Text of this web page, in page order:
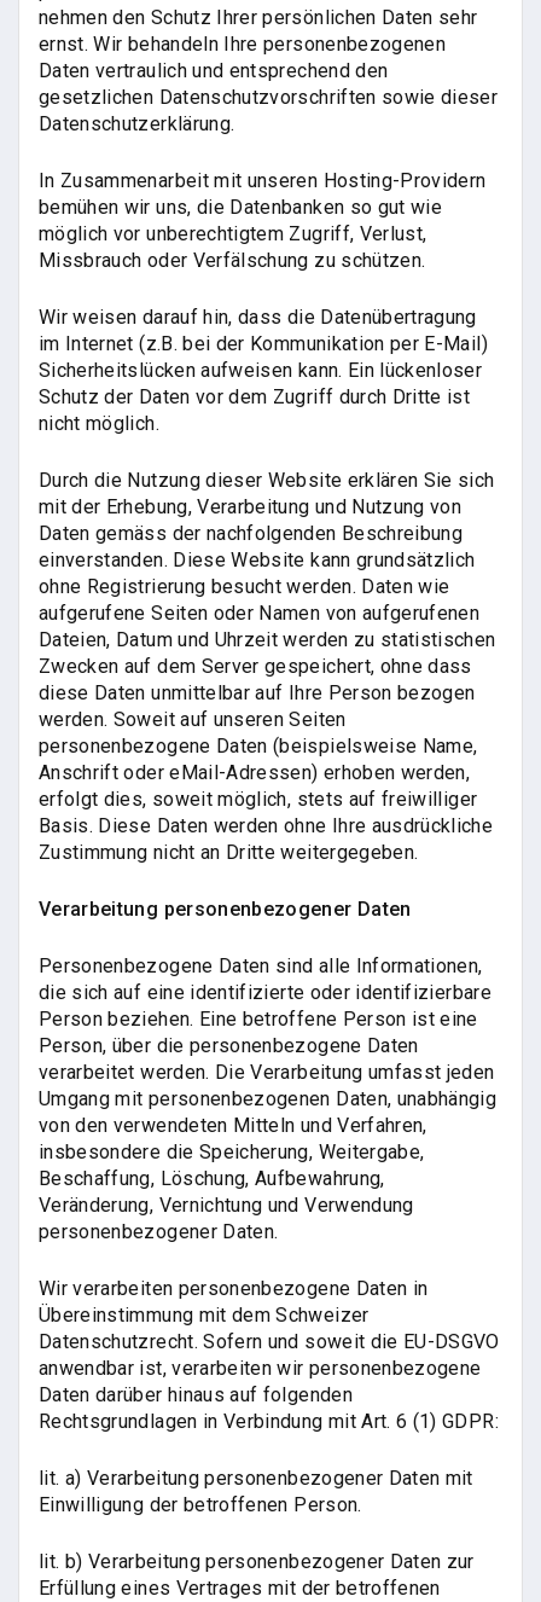
nehmen den Schutz Ihrer persönlichen Daten sehr
ernst. Wir behandeln Ihre personenbezogenen
Daten vertraulich und entsprechend den
gesetzlichen Datenschutzvorschriften sowie dieser
Datenschutzerklärung.
In Zusammenarbeit mit unseren Hosting-Providern
bemühen wir uns, die Datenbanken so gut wie
möglich vor unberechtigtem Zugriff, Verlust,
Missbrauch oder Verfälschung zu schützen.
Wir weisen darauf hin, dass die Datenübertragung
im Internet (z.B. bei der Kommunikation per E-Mail)
Sicherheitslücken aufweisen kann. Ein lückenloser
Schutz der Daten vor dem Zugriff durch Dritte ist
nicht möglich.
Durch die Nutzung dieser Website erklären Sie sich
mit der Erhebung, Verarbeitung und Nutzung von
Daten gemäss der nachfolgenden Beschreibung
einverstanden. Diese Website kann grundsätzlich
ohne Registrierung besucht werden. Daten wie
aufgerufene Seiten oder Namen von aufgerufenen
Dateien, Datum und Uhrzeit werden zu statistischen
Zwecken auf dem Server gespeichert, ohne dass
diese Daten unmittelbar auf Ihre Person bezogen
werden. Soweit auf unseren Seiten
personenbezogene Daten (beispielsweise Name,
Anschrift oder eMail-Adressen) erhoben werden,
erfolgt dies, soweit möglich, stets auf freiwilliger
Basis. Diese Daten werden ohne Ihre ausdrückliche
Zustimmung nicht an Dritte weitergegeben.
Verarbeitung personenbezogener Daten
Personenbezogene Daten sind alle Informationen,
die sich auf eine identifizierte oder identifizierbare
Person beziehen. Eine betroffene Person ist eine
Person, über die personenbezogene Daten
verarbeitet werden. Die Verarbeitung umfasst jeden
Umgang mit personenbezogenen Daten, unabhängig
von den verwendeten Mitteln und Verfahren,
insbesondere die Speicherung, Weitergabe,
Beschaffung, Löschung, Aufbewahrung,
Veränderung, Vernichtung und Verwendung
personenbezogener Daten.
Wir verarbeiten personenbezogene Daten in
Übereinstimmung mit dem Schweizer
Datenschutzrecht. Sofern und soweit die EU-DSGVO
anwendbar ist, verarbeiten wir personenbezogene
Daten darüber hinaus auf folgenden
Rechtsgrundlagen in Verbindung mit Art. 6 (1) GDPR:
lit. a) Verarbeitung personenbezogener Daten mit
Einwilligung der betroffenen Person.
lit. b) Verarbeitung personenbezogener Daten zur
Erfüllung eines Vertrages mit der betroffenen